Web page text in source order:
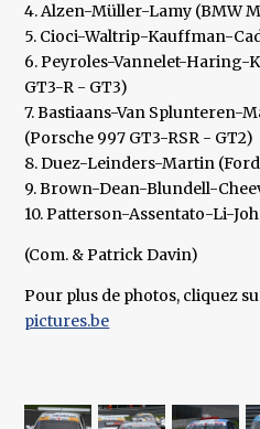
4. Alzen-Müller-Lamy (BMW
5. Cioci-Waltrip-Kauffman-
6. Peyroles-Vannelet-Haring-
GT3-R - GT3)
7. Bastiaans-Van Splunteren-
(Porsche 997 GT3-RSR - GT2)
8. Duez-Leinders-Martin
9. Brown-Dean-Blundell-
10. Patterson-Assentato-Li-
(Com. & Patrick Davin)
Pour plus de photos, cliquez
pictures.be